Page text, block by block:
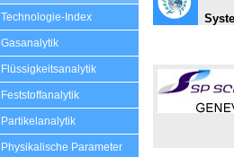
Technologie-Index
Gasanalytik
Flüssigkeitsanalytik
Feststoffanalytik
Partikelanalytik
Physikalische Parameter